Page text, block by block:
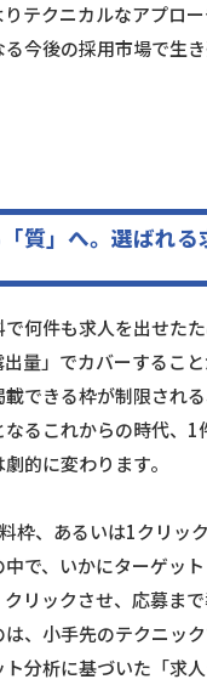
テクニカルなアプロ
今後の採用市場で生
質」へ。選ばれる
で何件も求人を出せた
量」でカバーするこ
できる枠が制限され
るこれからの時代、1
的に変わります。
枠、あるいは1クリッ
で、いかにターゲッ
リックさせ、応募ま
、小手先のテクニッ
分析に基づいた「求